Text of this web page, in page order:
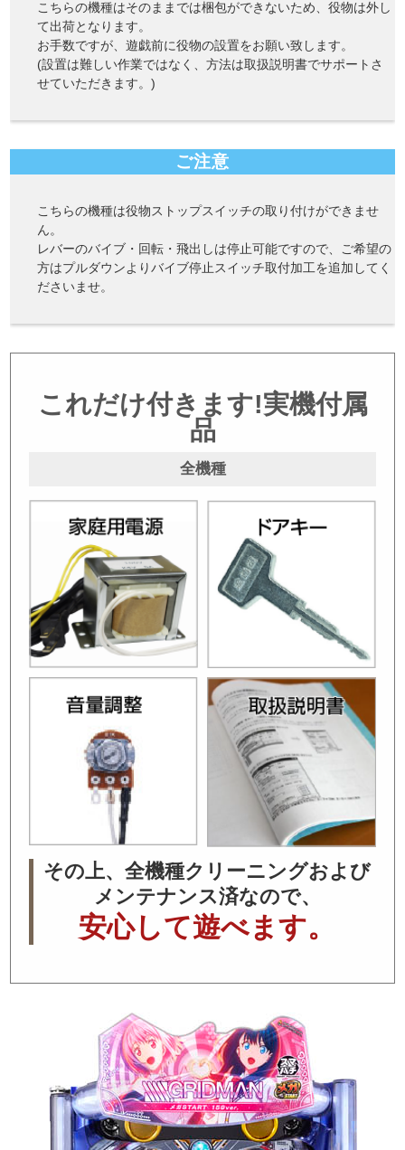
こちらの機種はそのままでは梱包ができないため、役物は外し
て出荷となります。
お手数ですが、遊戯前に役物の設置をお願い致します。
(設置は難しい作業ではなく、方法は取扱説明書でサポートさ
せていただきます。)
ご注意
こちらの機種は役物ストップスイッチの取り付けができませ
ん。
レバーのバイブ・回転・飛出しは停止可能ですので、ご希望の
方はプルダウンよりバイブ停止スイッチ取付加工を追加してく
ださいませ。
これだけ付きます!実機付属
品
全機種
その上、全機種クリーニングおよび
メンテナンス済なので、
安心して遊べます。